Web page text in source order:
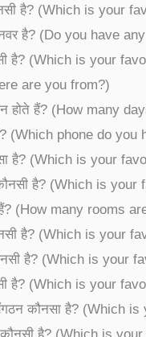
है? (Which is your
है? (Do you have
है? (Which is your
are you from?)
होते हैं? (How many
(Which phone do you
है? (Which is your
है? (Which is
(How many rooms
है? (Which is your
है? (Which is your
है? (Which is your
कौनसा है? (Which